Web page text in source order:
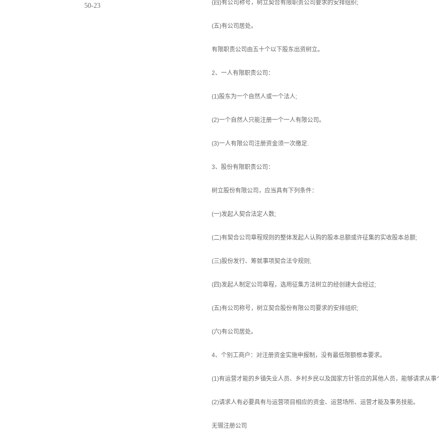
50-23 (四)有公司称号，树立契合有限职责公司要求的安排组织;
(五)有公司居处。
有限职责公司由五十个以下股东出资树立。
2、一人有限职责公司：
(1)股东为一个自然人或一个法人;
(2)一个自然人只能注册一个一人有限公司。
(3)一人有限公司注册资金须一次缴足.
3、股份有限职责公司：
树立股份有限公司，应当具有下列条件：
(一)发起人契合法定人数;
(二)有契合公司章程规则的整体发起人认购的股本总额或许征集的实收股本总额;
(三)股份发行、筹就事项契合法令规则;
(四)发起人制定公司章程，选用征集方法树立的经创建大会经过;
(五)有公司称号，树立契合股份有限公司要求的安排组织;
(六)有公司居处。
4、个别工商户：对注册资金实施申报制，没有最低限额根本要求。
(1)有运营才能的乡镇失业人员、乡村乡民以及国家方针答应的其他人员，能够请求从
(2)请求人有必要具有与运营项目相应的资金、运营场所、运营才能及事务技能。
无锡注册公司